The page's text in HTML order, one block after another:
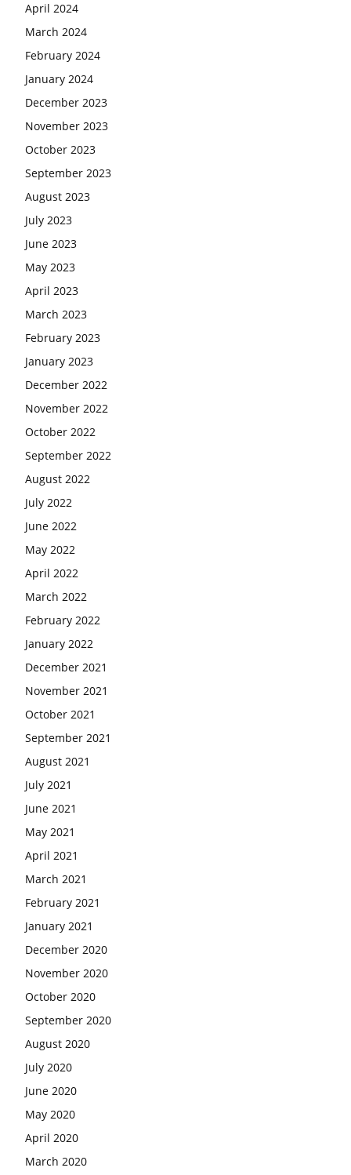
April 2024
March 2024
February 2024
January 2024
December 2023
November 2023
October 2023
September 2023
August 2023
July 2023
June 2023
May 2023
April 2023
March 2023
February 2023
January 2023
December 2022
November 2022
October 2022
September 2022
August 2022
July 2022
June 2022
May 2022
April 2022
March 2022
February 2022
January 2022
December 2021
November 2021
October 2021
September 2021
August 2021
July 2021
June 2021
May 2021
April 2021
March 2021
February 2021
January 2021
December 2020
November 2020
October 2020
September 2020
August 2020
July 2020
June 2020
May 2020
April 2020
March 2020